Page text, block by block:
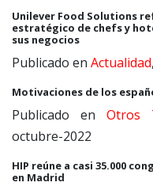
Unilever Food Solutions
estratégico de chefs y
sus negocios
Publicado en Actualidad,
Motivaciones de los
Publicado en Otros
octubre-2022
HIP reúne a casi 35.000
en Madrid